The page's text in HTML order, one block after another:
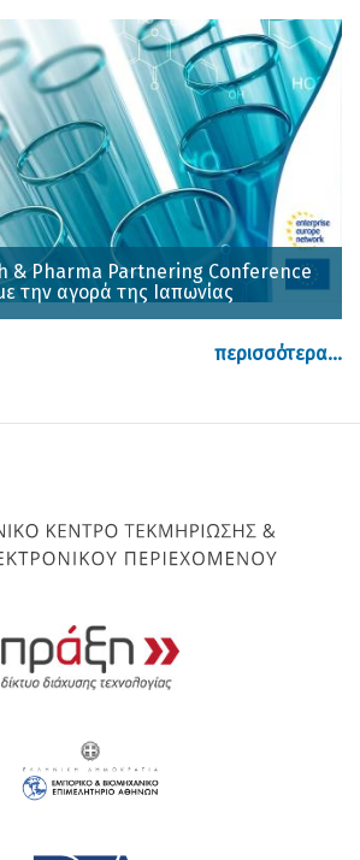
& Pharma Partnering Conference
την αγορά της Ιαπωνίας
περισσότερα...